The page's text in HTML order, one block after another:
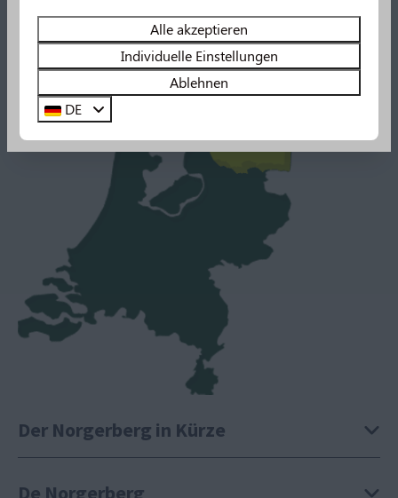
Senden Sie uns eine Whatsapp-Nachricht
Der Norgerberg in Kürze
De Norgerberg
Erleben Sie unter anderem noch mehr Wasserspaß im
Schwimmbad, denn es gibt bald eine49 m lange
Wasserrutscheund ein Planschbecken!
Sehen Sie sich hier alle Neuerungen an!
Alle akzeptieren
Individuelle Einstellungen
Ablehnen
DE